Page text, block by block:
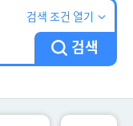
검색 조건 열기
검색